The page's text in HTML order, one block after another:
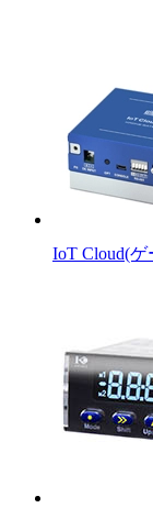
IoT Cloud(